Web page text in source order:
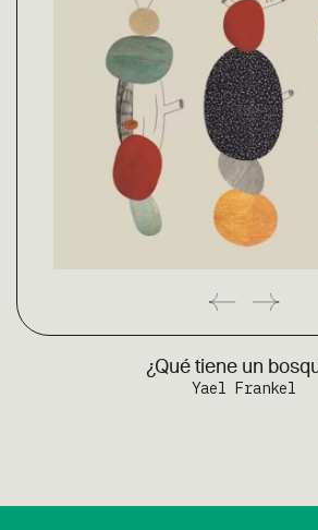
¿Qué tiene un
Yael Frankel